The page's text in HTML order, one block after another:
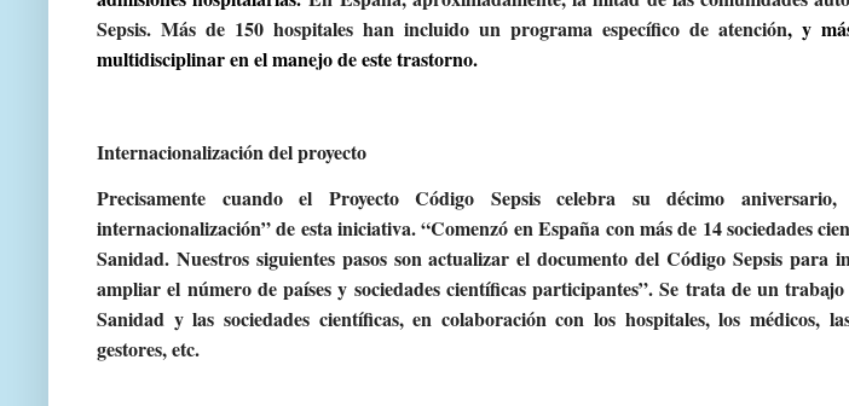
Sepsis. Más de 150 hospitales han incluido un programa específico de atención, y
multidisciplinar en el manejo de este trastorno.
Internacionalización del proyecto
Precisamente cuando el Proyecto Código Sepsis celebra su décimo
internacionalización” de esta iniciativa. “Comenzó en España con más de 14 sociedades
Sanidad. Nuestros siguientes pasos son actualizar el documento del Código Sepsis
ampliar el número de países y sociedades científicas participantes”. Se trata de un
Sanidad y las sociedades científicas, en colaboración con los hospitales, los médicos,
gestores, etc.